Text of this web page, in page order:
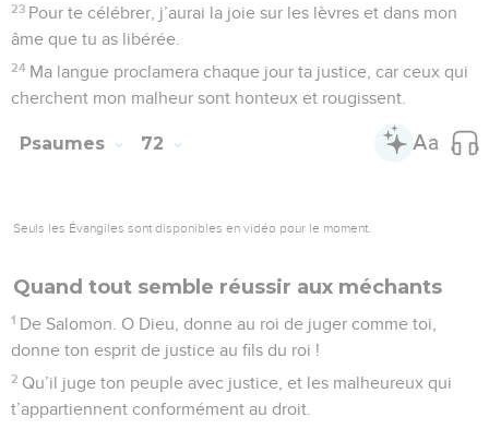
23 Pour te célébrer, j’aurai la joie sur les lèvres et dans mon
âme que tu as libérée.
24 Ma langue proclamera chaque jour ta justice, car ceux qui
cherchent mon malheur sont honteux et rougissent.
Psaumes 72
Seuls les Évangiles sont disponibles en vidéo pour le moment.
Quand tout semble réussir aux méchants
1 De Salomon. O Dieu, donne au roi de juger comme toi,
donne ton esprit de justice au fils du roi !
2 Qu’il juge ton peuple avec justice, et les malheureux qui
t’appartiennent conformément au droit.